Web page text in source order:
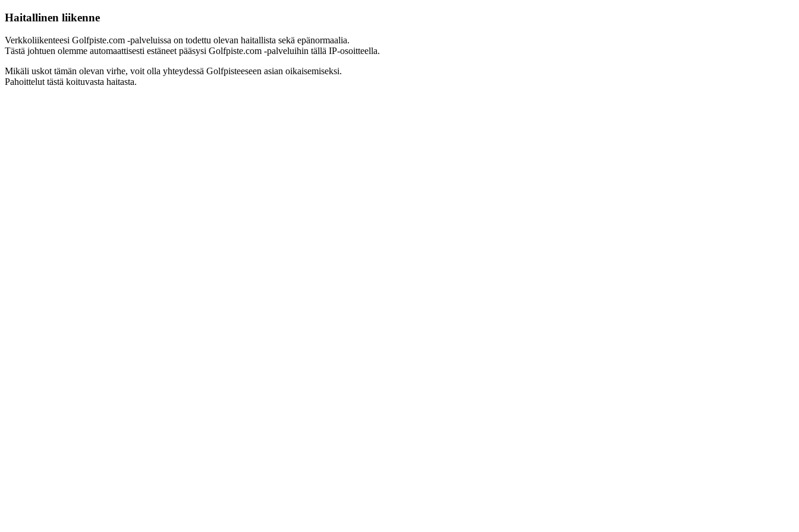
Haitallinen liikenne
Verkkoliikenteesi Golfpiste.com -palveluissa on todettu olevan haitallista sekä epänormaalia.
Tästä johtuen olemme automaattisesti estäneet pääsysi Golfpiste.com -palveluihin tällä IP-osoitteella.
Mikäli uskot tämän olevan virhe, voit olla yhteydessä Golfpisteeseen asian oikaisemiseksi.
Pahoittelut tästä koituvasta haitasta.